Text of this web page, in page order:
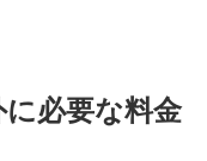
必要な料金